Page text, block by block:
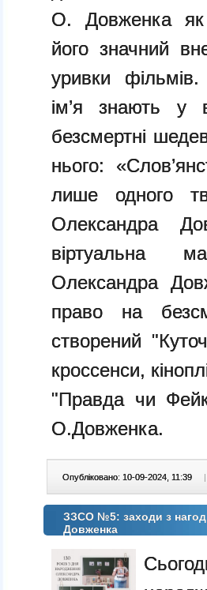
О. Довженка як
його значний
уривки
ім’я знають у
безсмертні
нього:
лише одного
Олександра
віртуальна
Олександра
право на
створений
кроссенси,
"Правда чи
О.Довженка.
Опубліковано: 10-09-2024, 11:39 |
ЗЗСО №5: заходи з
Довженка